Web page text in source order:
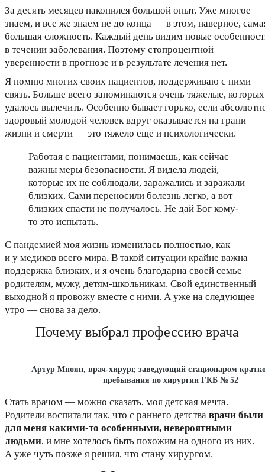
За десять месяцев накопился большой опыт. Уже многое
знаем, и все же знаем не до конца — в этом, наверное,
большая сложность. Каждый день видим новые
в течении заболевания. Поэтому стопроцентной
уверенности в прогнозе и в результате лечения нет.
Я помню многих своих пациентов, поддерживаю с ними
связь. Больше всего запоминаются очень тяжелые, которых
удалось вылечить. Особенно бывает горько, если
здоровый молодой человек вдруг оказывается на грани
жизни и смерти — это тяжело еще и психологически.
Работая с пациентами, понимаешь, как сейчас
важны меры безопасности. Я видела людей,
которые их не соблюдали, заражались и заражали
близких. Сами переносили болезнь легко, а вот
близких спасти не получалось. Не дай Бог кому-
то это испытать.
С пандемией моя жизнь изменилась полностью, как
и у медиков всего мира. В такой ситуации крайне важна
поддержка близких, и я очень благодарна своей семье —
родителям, мужу, детям-школьникам. Свой единственный
выходной я провожу вместе с ними. А уже на следующее
утро — снова за дело.
Почему выбрал профессию врача
Артур Мноян, врач-хирург, заведующий стационаром
пребывания по хирургии ГКБ № 52
Стать врачом — можно сказать, моя детская мечта.
Родители воспитали так, что с раннего детства врачи были
для меня какими-то особенными, невероятными
людьми, и мне хотелось быть похожим на одного из них.
А уже чуть позже я решил, что стану хирургом.